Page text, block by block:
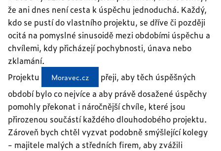
že ani dnes není cesta k úspěchu jednoduchá. Každý,
kdo se pustí do vlastního projektu, se dříve či později
ocitá na pomyslné sinusoidě mezi obdobími úspěchu a
chvílemi, kdy přicházejí pochybnosti, únava nebo
zklamání.
Projektu
Moravec.cz
přeji, aby těch úspěšných
období bylo co nejvíce a aby právě dosažené úspěchy
pomohly překonat i náročnější chvíle, které jsou
přirozenou součástí každého dlouhodobého projektu.
Zároveň bych chtěl vyzvat podobně smýšlející kolegy
- majitele malých a středních firem, aby zvážili